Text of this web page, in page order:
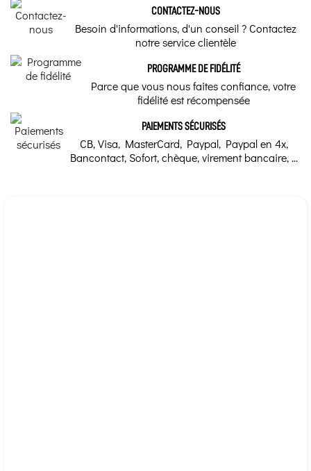
CONTACTEZ-NOUS
Besoin d'informations, d'un conseil ? Contactez
notre service clientèle
PROGRAMME DE FIDÉLITÉ
Parce que vous nous faites confiance, votre
fidélité est récompensée
PAIEMENTS SÉCURISÉS
CB, Visa, MasterCard, Paypal, Paypal en 4x,
Bancontact, Sofort, chèque, virement bancaire, ...